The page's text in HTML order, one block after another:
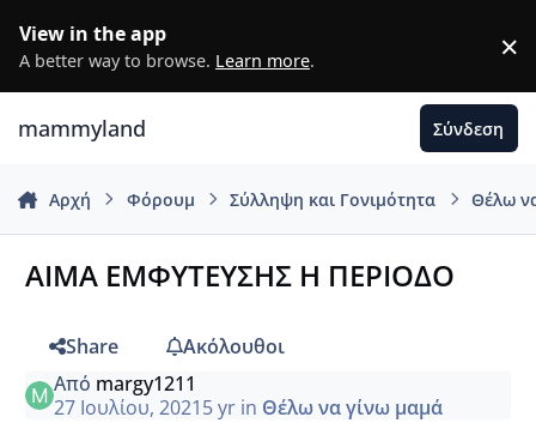
View in the app
A better way to browse. Learn more. ×
mammyland Σύνδεση
Αρχή Φόρουμ Σύλληψη και Γονιμότητα Θέλω
ΑΙΜΑ ΕΜΦΥΤΕΥΣΗΣ Η ΠΕΡΙΟΔΟ
Share
Ακόλουθοι
Από margy1211
27 Ιουλίου, 20215 yrin Θέλω να γίνω μαμά